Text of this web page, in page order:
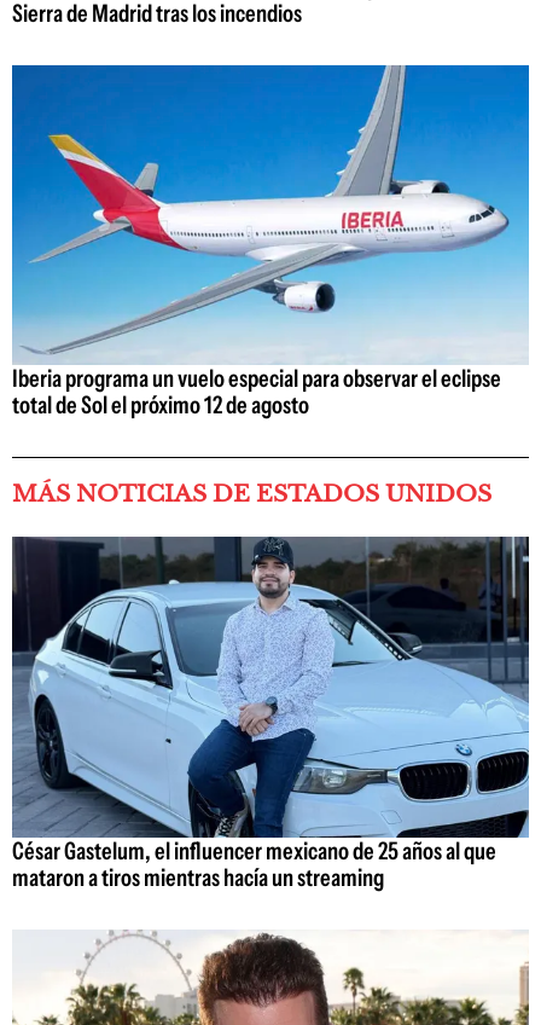
Sierra de Madrid tras los incendios
Iberia programa un vuelo especial para observar el eclipse
total de Sol el próximo 12 de agosto
MÁS NOTICIAS DE ESTADOS UNIDOS
César Gastelum, el influencer mexicano de 25 años al que
mataron a tiros mientras hacía un streaming